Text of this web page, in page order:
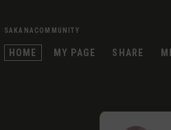
SAKANACOMMUNITY
HOME MY PAGE SHARE